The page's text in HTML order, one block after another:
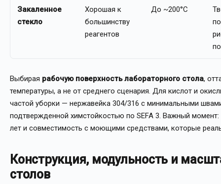
Закаленное
стекло
Хорошая к
большинству
реагентов
До ~200°C
Выбирая рабочую поверхность лабораторного стола,
температуры, а не от среднего сценария. Для кислот и
частой уборки — нержавейка 304/316 с минимальными
подтвержденной химстойкостью по SEFA 3. Важный
лет и совместимость с моющими средствами, которые
Конструкция, модульность и
столов